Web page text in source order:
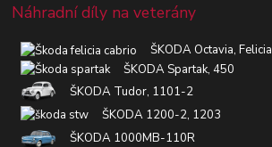
Náhradní díly na veterány
ŠKODA Octavia, Felicia
ŠKODA Spartak, 450
ŠKODA Tudor, 1101-2
ŠKODA 1200-2, 1203
ŠKODA 1000MB-110R